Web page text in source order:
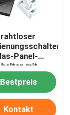
Panel-
mit
Bestpreis
Kontakt